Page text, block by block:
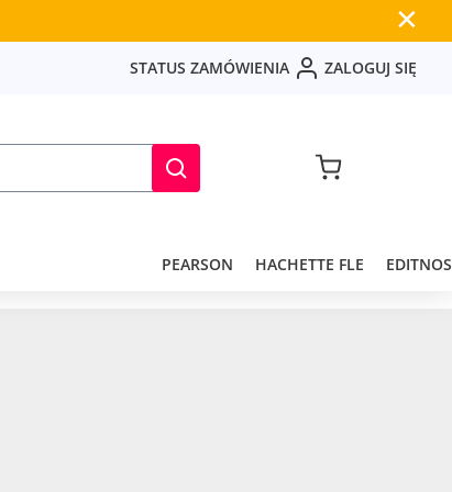
✕
STATUS ZAMÓWIENIA ZALOGUJ SIĘ
PEARSON HACHETTE FLE EDITNOS